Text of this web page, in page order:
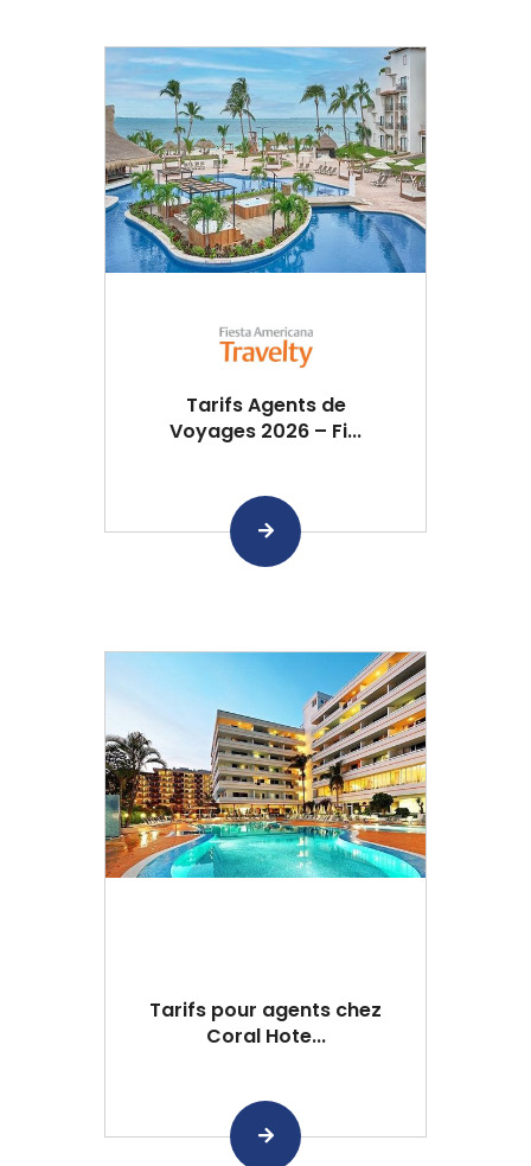
Tarifs Agents de
Voyages 2026 – Fi...
Tarifs pour agents chez
Coral Hote...